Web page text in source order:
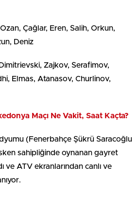
Çağlar, Eren, Salih, Orkun,
Deniz
Dimitrievski, Zajkov, Serafimov,
Elmas, Atanasov, Churlinov,
Maçı Ne Vakit, Saat Kaçta?
(Fenerbahçe Şükrü Saracoğlu
sahipliğinde oynanan gayret
ve ATV ekranlarından canlı ve